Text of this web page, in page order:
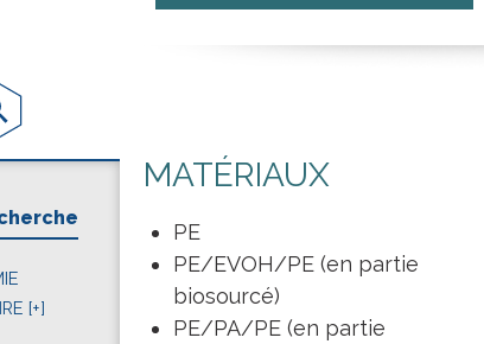
[+]
MATÉRIAUX
PE
PE/EVOH/PE (en partie
biosourcé)
PE/PA/PE (en partie